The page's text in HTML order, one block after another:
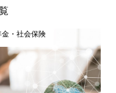
金・社会保険